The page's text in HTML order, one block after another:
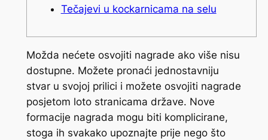
Tečajevi u kockarnicama na selu
Možda nećete osvojiti nagrade ako više nisu
dostupne. Možete pronaći jednostavniju
stvar u svojoj prilici i možete osvojiti nagrade
posjetom loto stranicama države. Nove
formacije nagrada mogu biti komplicirane,
stoga ih svakako upoznajte prije nego što